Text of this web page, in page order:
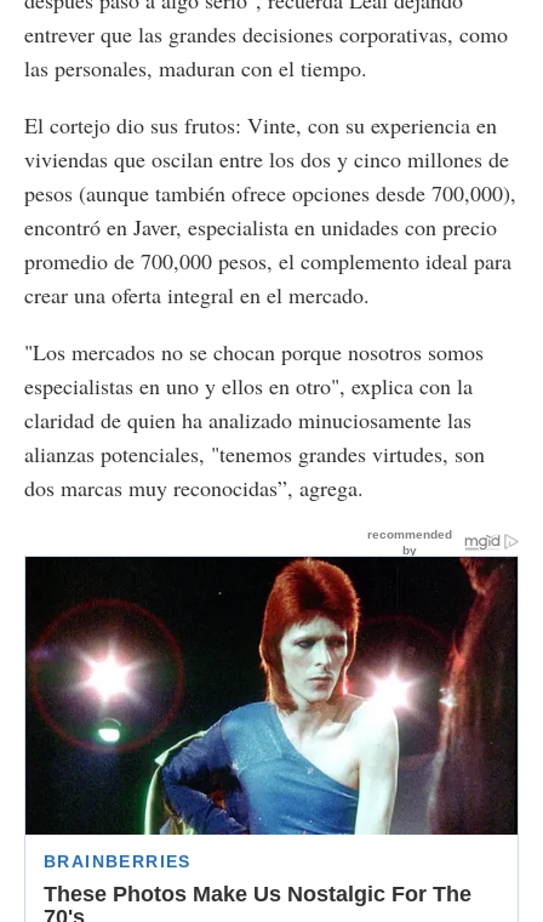
entrever que las grandes decisiones corporativas, como
las personales, maduran con el tiempo.
El cortejo dio sus frutos: Vinte, con su experiencia en
viviendas que oscilan entre los dos y cinco millones de
pesos (aunque también ofrece opciones desde 700,000),
encontró en Javer, especialista en unidades con precio
promedio de 700,000 pesos, el complemento ideal para
crear una oferta integral en el mercado.
"Los mercados no se chocan porque nosotros somos
especialistas en uno y ellos en otro", explica con la
claridad de quien ha analizado minuciosamente las
alianzas potenciales, "tenemos grandes virtudes, son
dos marcas muy reconocidas”, agrega.